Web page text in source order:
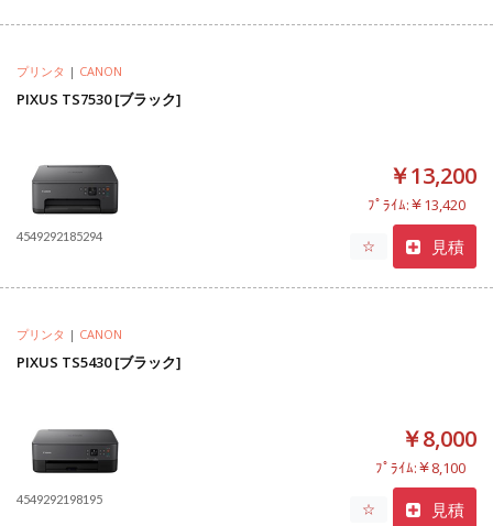
プリンタ | CANON
PIXUS TS7530 [ブラック]
4549292185294
￥13,200
ﾌﾟﾗｲﾑ:￥13,420
☆ 見積
プリンタ | CANON
PIXUS TS5430 [ブラック]
4549292198195
￥8,000
ﾌﾟﾗｲﾑ:￥8,100
☆ 見積